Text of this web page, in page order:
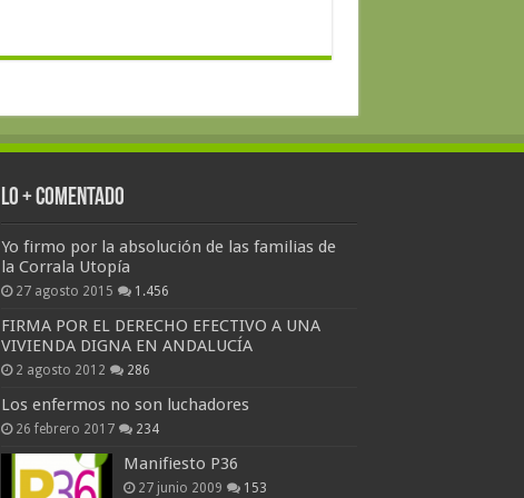
Lo + Comentado
Yo firmo por la absolución de las familias de
la Corrala Utopía
27 agosto 2015 1.456
FIRMA POR EL DERECHO EFECTIVO A UNA
VIVIENDA DIGNA EN ANDALUCÍA
2 agosto 2012 286
Los enfermos no son luchadores
26 febrero 2017 234
Manifiesto P36
27 junio 2009 153